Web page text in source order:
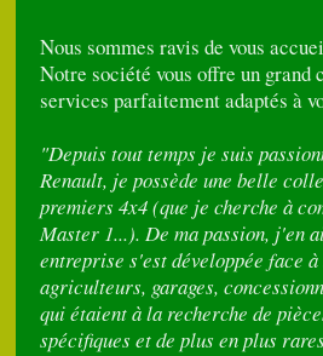
Nous sommes ravis de vous
Notre société vous offre un grand
services parfaitement adaptés à
"Depuis tout temps je suis
Renault, je possède une belle
premiers 4x4 (que je cherche à
Master 1...). De ma passion, j'en
entreprise s'est développée face à
agriculteurs, garages,
qui étaient à la recherche de
spécifiques et de plus en plus